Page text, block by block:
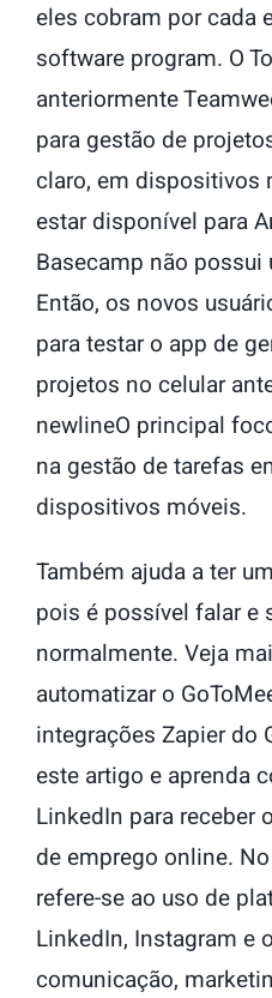
eles cobram por cada
software program. O
anteriormente
para gestão de
claro, em dispositivos
estar disponível para
Basecamp não possui
Então, os novos
para testar o app de
projetos no celular
newlineO principal
na gestão de tarefas
dispositivos móveis.
Também ajuda a ter
pois é possível falar e
normalmente. Veja
automatizar o
integrações Zapier do
este artigo e aprenda
LinkedIn para receber
de emprego online.
refere-se ao uso de
LinkedIn, Instagram e
comunicação,